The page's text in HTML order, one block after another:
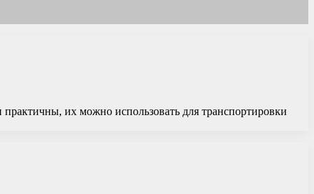
их можно использовать для транспортировки